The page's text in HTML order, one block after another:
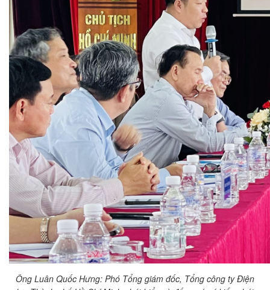
Ông Luân Quốc Hưng: Phó Tổng giám đốc, Tổng công ty Điện